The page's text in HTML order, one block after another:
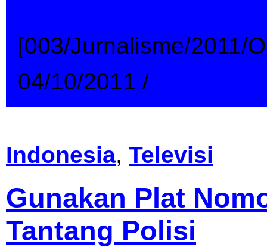
[003/Jurnalisme/2011/
04/10/2011 /
Indonesia, Televisi
Gunakan Plat
Tantang Polisi